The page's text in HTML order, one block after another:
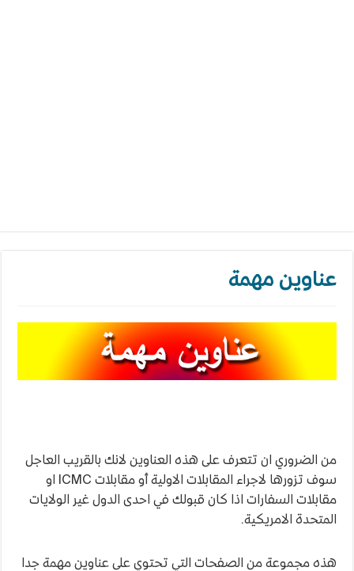
عناوين مهمة
من الضروري ان تتعرف على هذه العناوين لانك بالقريب العاجل
سوف تزورها لاجراء المقابلات الاولية أو مقابلات ICMC او
مقابلات السفارات اذا كان قبولك في احدى الدول غير الولايات
المتحدة الامريكية.
هذه مجموعة من الصفحات التي تحتوي على عناوين مهمة جدا